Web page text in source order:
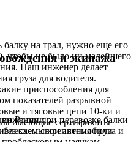
балку на трал, нужно еще его
чтобы не было ни малейшего
Наш инженер делает
груза для водителя.
приспособления для
показателей разрывной
и тяговые цепи 10-ки и
имеющие сертификаты
и экипажа
при перевозке балки
свои автомобили
схемы крепления груза и